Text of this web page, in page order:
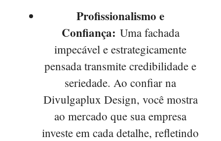
Profissionalismo e
Confiança: Uma fachada
impecável e estrategicamente
pensada transmite credibilidade e
seriedade. Ao confiar na
Divulgaplux Design, você mostra
ao mercado que sua empresa
investe em cada detalhe, refletindo